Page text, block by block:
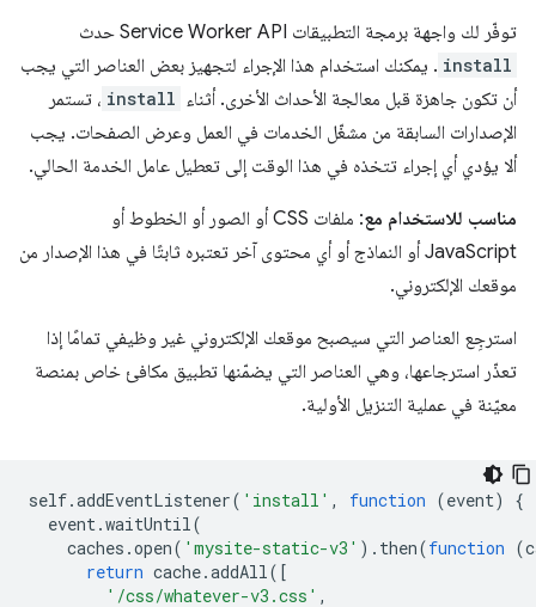
توفّر لك واجهة برمجة التطبيقات Service Worker API حدث
install . يمكنك استخدام هذا الإجراء لتجهيز بعض العناصر التي يجب
أن تكون جاهزة قبل معالجة الأحداث الأخرى. أثناء install ، تستمر
الإصدارات السابقة من مشغّل الخدمات في العمل وعرض الصفحات. يجب
ألا يؤدي أي إجراء تتخذه في هذا الوقت إلى تعطيل عامل الخدمة الحالي.
مناسب للاستخدام مع
: ملفات CSS أو الصور أو الخطوط أو
JavaScript أو النماذج أو أي محتوى آخر تعتبره ثابتًا في هذا الإصدار من
موقعك الإلكتروني.
استرجِع العناصر التي سيصبح موقعك الإلكتروني غير وظيفي تمامًا إذا
تعذّر استرجاعها، وهي العناصر التي يضمّنها تطبيق مكافئ خاص بمنصة
معيّنة في عملية التنزيل الأولية.
self.addEventListener( 'install' , function (event)
{
event.waitUntil(
caches .open( 'mysite-static-v3' ). then(function (
return cache.addAll([
'/css/whatever-v3.css' ,